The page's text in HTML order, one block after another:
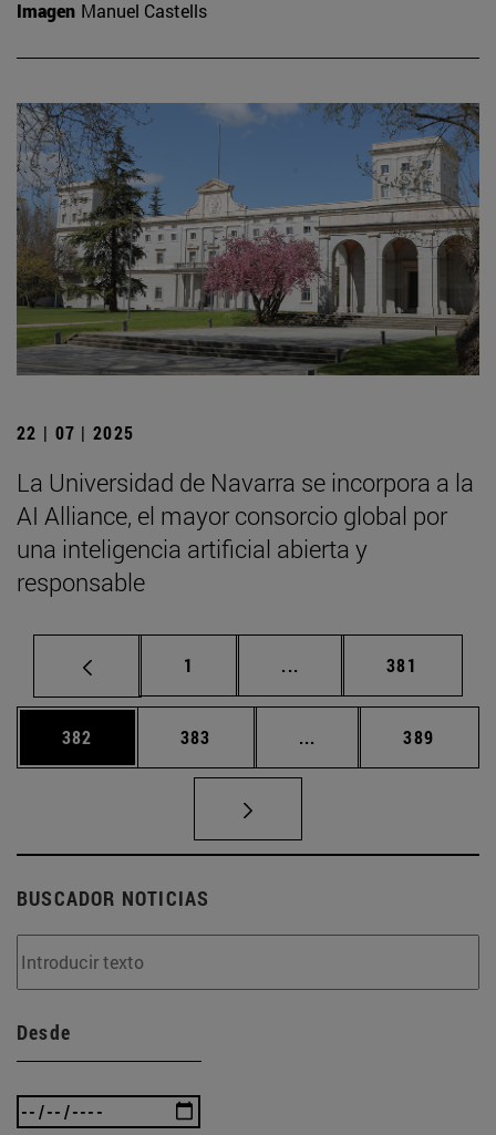
Imagen Manuel Castells
22 | 07 | 2025
La Universidad de Navarra se incorpora a la
AI Alliance, el mayor consorcio global por
una inteligencia artificial abierta y
responsable
Página
1 ... Páginas intermedias
Página
381
Página
382 Página
383 ... Páginas intermedias
Página
389
BUSCADOR NOTICIAS
Desde